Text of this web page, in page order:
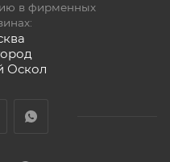
в фирменных
Оскол